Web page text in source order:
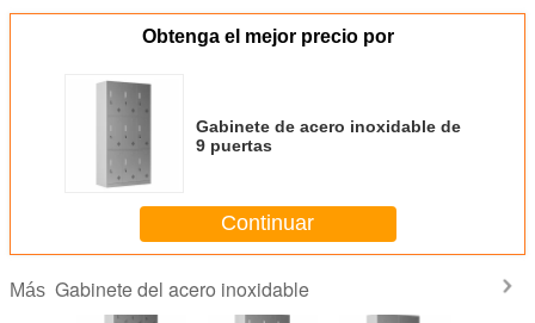
Obtenga el mejor precio por
Gabinete de acero inoxidable de
9 puertas
Continuar
Más Gabinete del acero inoxidable